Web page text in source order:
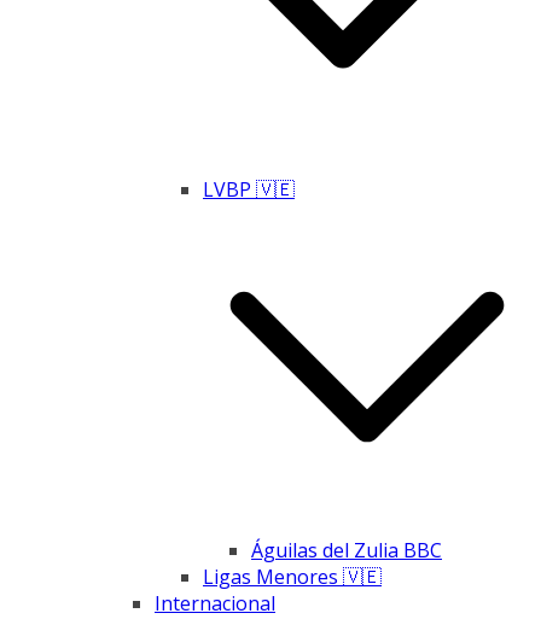
LVBP 🇻🇪
Águilas del Zulia BBC
Ligas Menores 🇻🇪
Internacional